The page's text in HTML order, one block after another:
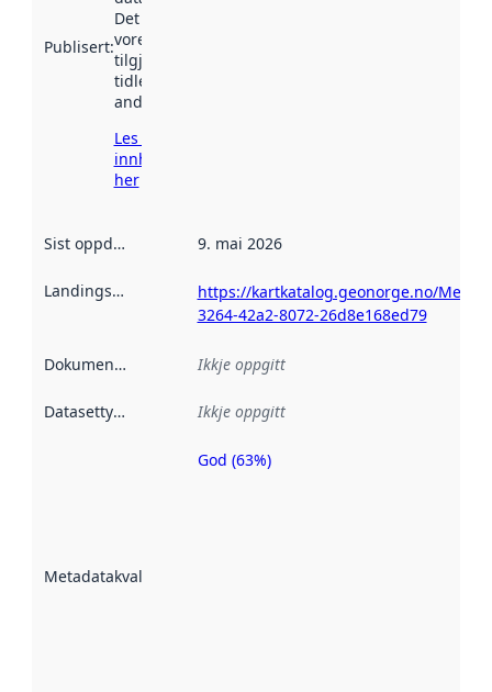
Publisert:
Det kan ha
vore
tilgjengeleg
tidlegare
andre stader.
Les meir om
innhenting
her
Sist oppdatert 9. mai 2026
Landingsside
https://kartkatalog.geonorge.no/
3264-42a2-8072-26d8e168ed79
Dokumentasjon Ikkje oppgitt
Datasettype Ikkje oppgitt
Metadatakvalitet
Metadatakvalitet
God (63%)